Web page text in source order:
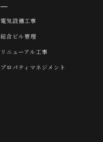
電気設備工事
総合ビル管理
リニューアル工事
プロパティマネジメント